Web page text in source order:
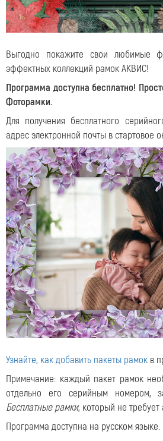
Выгодно покажите свои любимые
эффектных коллекций рамок АКВИС!
Программа доступна бесплатно!
Фоторамки.
Для получения бесплатного
адрес электронной почты в стартовое
Узнайте, как добавить пакеты рамок в
Примечание: каждый пакет рамок
отдельно его серийным номером,
Бесплатные рамки, который не требует
Программа доступна на русском языке.